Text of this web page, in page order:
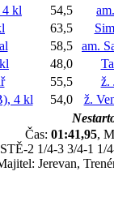
kl 54,5
63,5
58,5
am.
48,0
55,5
ž.
4 kl 54,0
ž.
Čas: 01:41,95,
2 1/4-3 3/4-1 1/
Jerevan,